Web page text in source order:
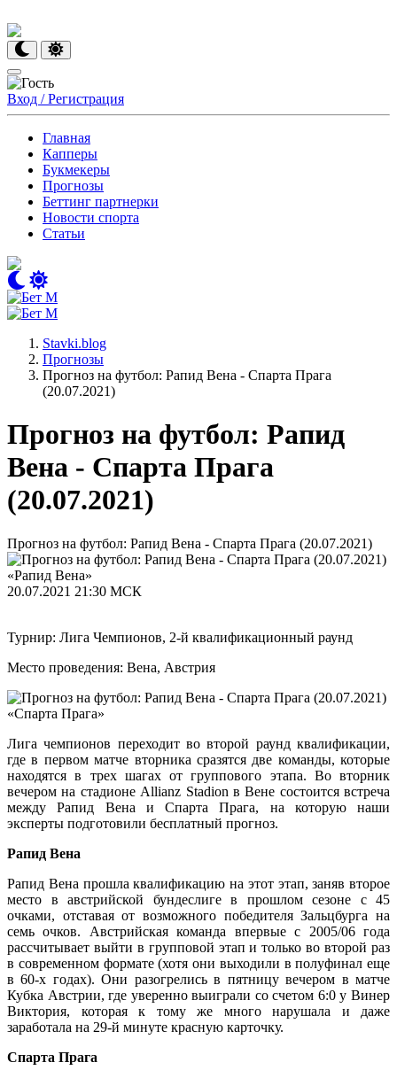
Вход / Регистрация
Главная
Капперы
Букмекеры
Прогнозы
Беттинг партнерки
Новости спорта
Статьи
Stavki.blog
Прогнозы
Прогноз на футбол: Рапид Вена - Спарта Прага
(20.07.2021)
Прогноз на футбол: Рапид
Вена - Спарта Прага
(20.07.2021)
Прогноз на футбол: Рапид Вена - Спарта Прага (20.07.2021)
«Рапид Вена»
20.07.2021 21:30 МСК
Турнир: Лига Чемпионов, 2-й квалификационный раунд
Место проведения: Вена, Австрия
«Спарта Прага»
Лига чемпионов переходит во второй раунд квалификации,
где в первом матче вторника сразятся две команды, которые
находятся в трех шагах от группового этапа. Во вторник
вечером на стадионе Allianz Stadion в Вене состоится встреча
между Рапид Вена и Спарта Прага, на которую наши
эксперты подготовили бесплатный прогноз.
Рапид Вена
Рапид Вена прошла квалификацию на этот этап, заняв второе
место в австрийской бундеслиге в прошлом сезоне с 45
очками, отставая от возможного победителя Зальцбурга на
семь очков. Австрийская команда впервые с 2005/06 года
рассчитывает выйти в групповой этап и только во второй раз
в современном формате (хотя они выходили в полуфинал еще
в 60-х годах). Они разогрелись в пятницу вечером в матче
Кубка Австрии, где уверенно выиграли со счетом 6:0 у Винер
Виктория, которая к тому же много нарушала и даже
заработала на 29-й минуте красную карточку.
Спарта Прага